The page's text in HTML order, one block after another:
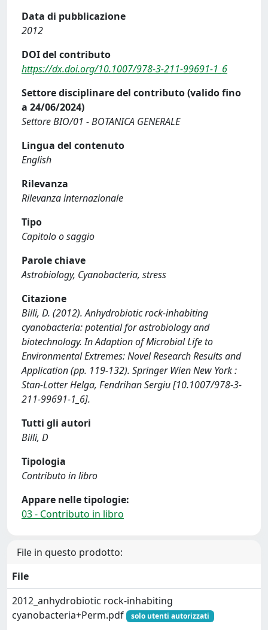
Data di pubblicazione
2012
DOI del contributo
https://dx.doi.org/10.1007/978-3-211-99691-1_6
Settore disciplinare del contributo (valido fino
a 24/06/2024)
Settore BIO/01 - BOTANICA GENERALE
Lingua del contenuto
English
Rilevanza
Rilevanza internazionale
Tipo
Capitolo o saggio
Parole chiave
Astrobiology, Cyanobacteria, stress
Citazione
Billi, D. (2012). Anhydrobiotic rock-inhabiting
cyanobacteria: potential for astrobiology and
biotechnology. In Adaption of Microbial Life to
Environmental Extremes: Novel Research Results and
Application (pp. 119-132). Springer Wien New York :
Stan-Lotter Helga, Fendrihan Sergiu [10.1007/978-3-
211-99691-1_6].
Tutti gli autori
Billi, D
Tipologia
Contributo in libro
Appare nelle tipologie:
03 - Contributo in libro
File in questo prodotto:
File
2012_anhydrobiotic rock-inhabiting
cyanobacteria+Perm.pdf
solo utenti autorizzati